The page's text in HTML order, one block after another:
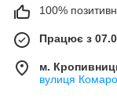
100%
Працює з
м.
вулиця